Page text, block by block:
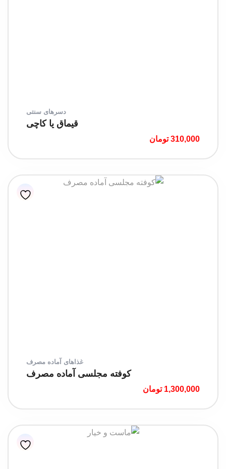
دسرهای سنتی
قیماق یا کاچی
310,000 تومان
غذاهای آماده مصرف
کوفته مجلسی آماده مصرف
1,300,000 تومان